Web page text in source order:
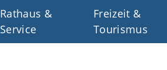
Rathaus &
Service
Freizeit &
Tourismus